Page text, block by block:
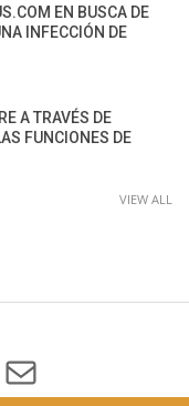
EN BUSCA DE
INFECCIÓN DE
A TRAVÉS DE
FUNCIONES DE
VIEW ALL
Mail